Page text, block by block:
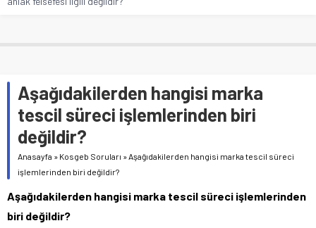
Aşağıdakilerden hangisi marka
tescil süreci işlemlerinden biri
değildir?
Anasayfa » Kosgeb Soruları » Aşağıdakilerden hangisi marka tescil süreci
işlemlerinden biri değildir?
Aşağıdakilerden hangisi marka tescil süreci işlemlerinden
biri değildir?